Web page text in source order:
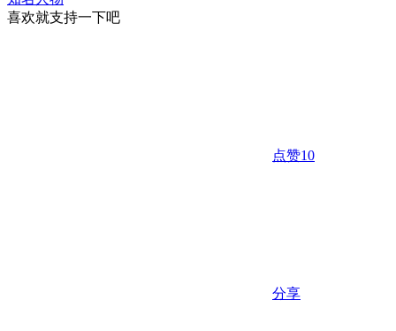
喜欢就支持一下吧
点赞10
分享